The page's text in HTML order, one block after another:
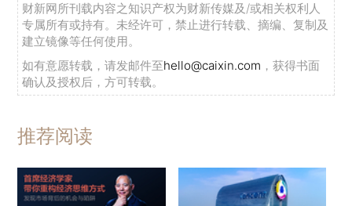
财新网所刊载内容之知识产权为财新传媒及/或相关权利人
专属所有或持有。未经许可，禁止进行转载、摘编、复制及
建立镜像等任何使用。
如有意愿转载，请发邮件至hello@caixin.com ，获得书面
确认及授权后，方可转载。
推荐阅读